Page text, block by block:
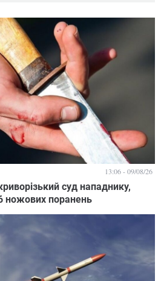
суд нападнику,
ножових поранень
13:06 - 09/08/26